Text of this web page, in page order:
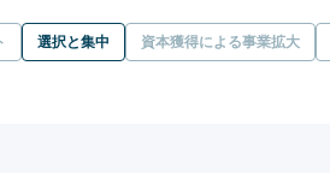
選択と集中 資本獲得による事業拡大